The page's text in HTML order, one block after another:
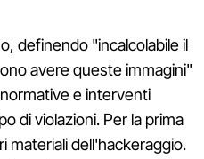
definendo "incalcolabile il
avere queste immagini"
e interventi
di violazioni. Per la prima
materiali dell'hackeraggio.